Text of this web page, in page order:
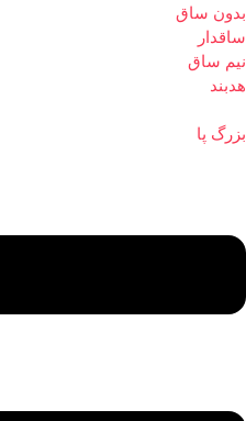
بدون ساق
ساقدار
نیم ساق
هدبند
بزرگ پا